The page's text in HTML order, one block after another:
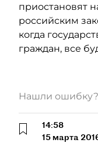
приостановят
российским
когда
граждан, все
Нашли
14:58
15 марта